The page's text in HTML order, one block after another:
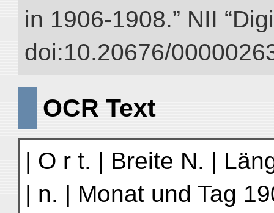
in 1906-1908.” NII
doi:10.20676/
OCR Text
| O r t. | Breite N. |
| n. | Monat und Tag